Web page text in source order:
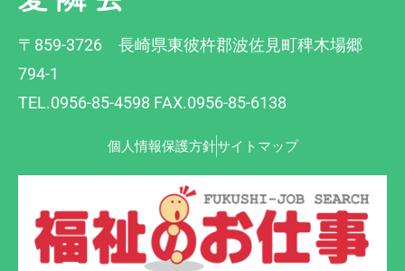
〒859-3726 長崎県東彼杵郡波佐見町稗木場郷
794-1
TEL.0956-85-4598 FAX.0956-85-6138
個人情報保護方針サイトマップ